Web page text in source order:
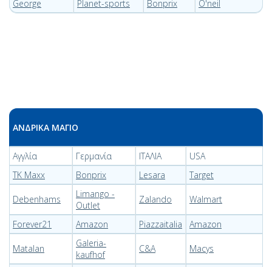
George Planet-sports Bonprix O'neil
ΑΝΔΡΙΚΑ ΜΑΓΙΟ
Αγγλία Γερμανία ΙΤΑΛΙΑ
USA
TK Maxx
Bonprix Lesara Target
Debenhams
Limango -
Outlet
Zalando Walmart
Forever21 Amazon Piazzaitalia Amazon
Matalan
Galeria-
kaufhof
C&A Macys